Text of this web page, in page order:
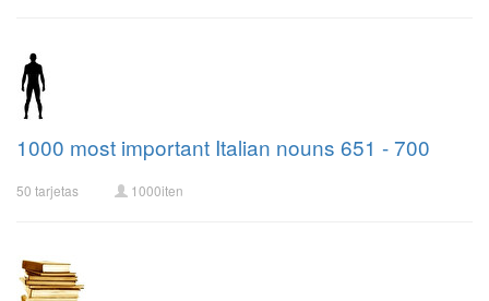
1000 most important Italian nouns 651 - 700
50 tarjetas 1000iten